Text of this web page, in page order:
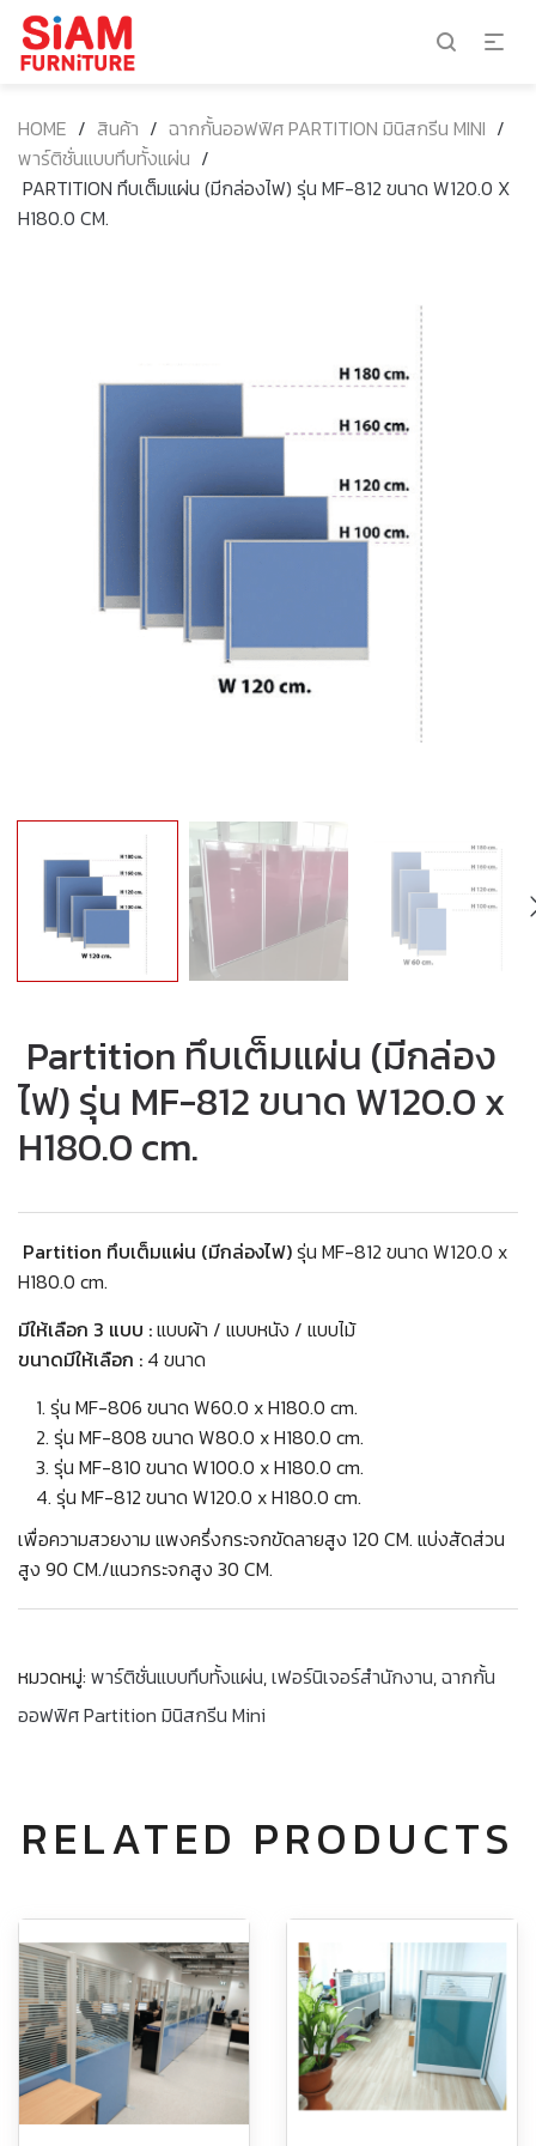
HOME / สินค้า / ฉากกั้นออฟฟิศ PARTITION มินิสกรีน MINI /
พาร์ติชั่นแบบทึบทั้งแผ่น /
PARTITION ทึบเต็มแผ่น (มีกล่องไฟ) รุ่น MF-812 ขนาด W120.0 X
H180.0 CM.
Partition ทึบเต็มแผ่น (มีกล่อง
ไฟ) รุ่น MF-812 ขนาด W120.0 x
H180.0 cm.
Partition ทึบเต็มแผ่น (มีกล่องไฟ)รุ่น MF-812 ขนาด W120.0 x
H180.0 cm.
มีให้เลือก 3 แบบ :แบบผ้า / แบบหนัง / แบบไม้
ขนาดมีให้เลือก : 4 ขนาด
รุ่น MF-806 ขนาด W60.0 x H180.0 cm.
รุ่น MF-808 ขนาด W80.0 x H180.0 cm.
รุ่น MF-810 ขนาด W100.0 x H180.0 cm.
รุ่น MF-812 ขนาด W120.0 x H180.0 cm.
เพื่อความสวยงาม แพงครึ่งกระจกขัดลายสูง 120 CM. แบ่งสัดส่วน
สูง 90 CM./แนวกระจกสูง 30 CM.
หมวดหมู่: พาร์ติชั่นแบบทึบทั้งแผ่น,เฟอร์นิเจอร์สำนักงาน,ฉากกั้น
ออฟฟิศ Partition มินิสกรีน Mini
RELATED PRODUCTS